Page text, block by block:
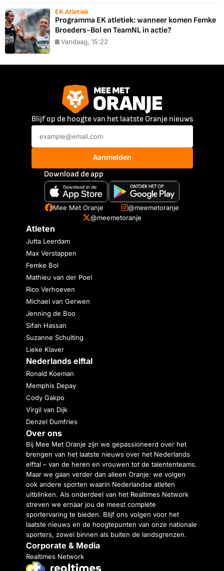
EK Atletiek
Programma EK atletiek: wanneer komen Femke
Broeders-Bol en TeamNL in actie?
Vandaag, 15:22
Blijf op de hoogte van het laatste Oranje nieuws
Aanmelden
Download de app
Mee Met Oranje
@meemetoranje
@meemetoranje
Atleten
Jutta Leerdam
Max Verstappen
Femke Bol
Mathieu van der Poel
Rico Verhoeven
Michael van Gerwen
Jenning de Boo
Sifan Hassan
Suzanne Schulting
Lieke Klaver
Nederlands elftal
Ronald Koeman
Memphis Depay
Cody Gakpo
Virgil van Dijk
Denzel Dumfries
Over ons
Bij Mee Met Oranje zijn we gepassioneerd over het
brengen van het laatste nieuws over het Nederlands
elftal – van de heren en vrouwen tot de talententeams.
Maar we gaan verder dan alleen Oranje: we volgen
ook andere sporten waarin Nederlandse atleten
uitblinken. Als onderdeel van het Realtimes Network
streven we ernaar jou de meest complete
sportervaring te bieden. Blijf ons volgen voor het
laatste nieuws en de hoogtepunten van onze nationale
sporters, zowel binnen als buiten de landsgrenzen.
Corporate & Media
Realtimes Network